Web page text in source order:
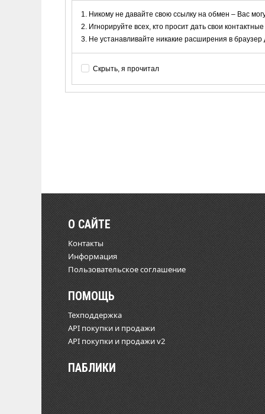
Никому не давайте свою ссылку на обмен – Вас
Игнорируйте всех, кто просит дать свои
Не устанавливайте никакие расширения в
Скрыть, я прочитал
О САЙТЕ
Контакты
Информация
Пользовательское соглашение
ПОМОЩЬ
Техподдержка
API покупки и продажи
API покупки и продажи v2
ПАБЛИКИ